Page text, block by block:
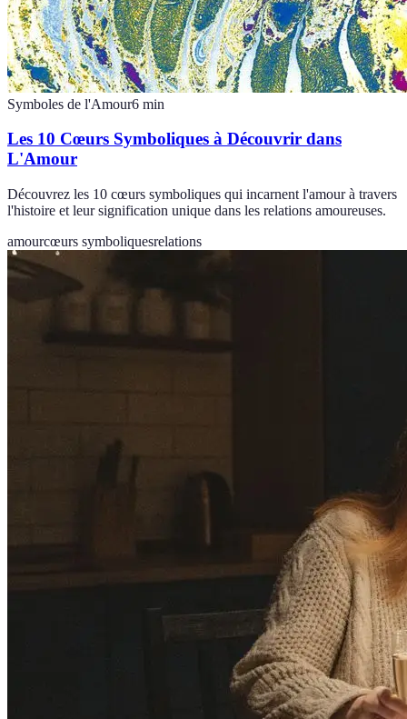
Symboles de l'Amour6 min
Les 10 Cœurs Symboliques à Découvrir dans
L'Amour
Découvrez les 10 cœurs symboliques qui incarnent l'amour à travers
l'histoire et leur signification unique dans les relations amoureuses.
amourcœurs symboliquesrelations